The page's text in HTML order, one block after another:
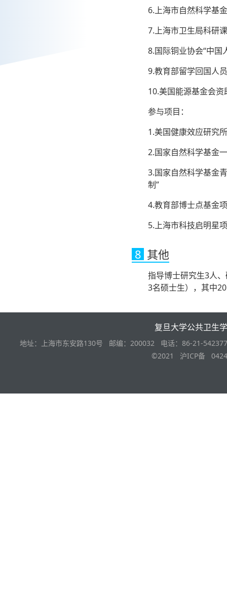
6.上海市自然科学基
7.上海市卫生局科研
8.国际铜业协会“中国
9.教育部留学回国人
10.美国能源基金会资
参与项目：
1.美国健康效应研究
2.国家自然科学基金
3.国家自然科学基金
制”
4.教育部博士点基金
5.上海市科技启明星
8 其他
指导博士研究生3人
3名硕士生），其中
复旦大学公共卫生
地址：上海市东安路130号 邮编：200032 电话：86-21-
©2021 沪ICP备